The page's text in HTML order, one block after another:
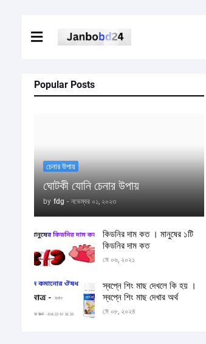
Popular Posts
চেনার উপায়
ঘোটকী যোনি চেনার উপায়
by fdg - নভেম্বর ০১, ২০২৩
কিডনির দাম কত । মানুষের ১টি
কিডনির দাম কত
মে ০৬, ২০২১
স্বপ্নে শিং মাছ দেখলে কি হয় ।
স্বপ্নে শিং মাছ দেখার অর্থ
মে ০৮, ২০২৪